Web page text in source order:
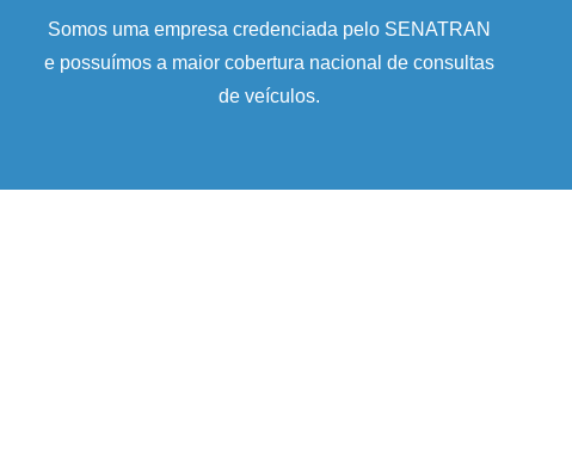
Somos uma empresa credenciada pelo SENATRAN
e possuímos a maior cobertura nacional de consultas
de veículos.